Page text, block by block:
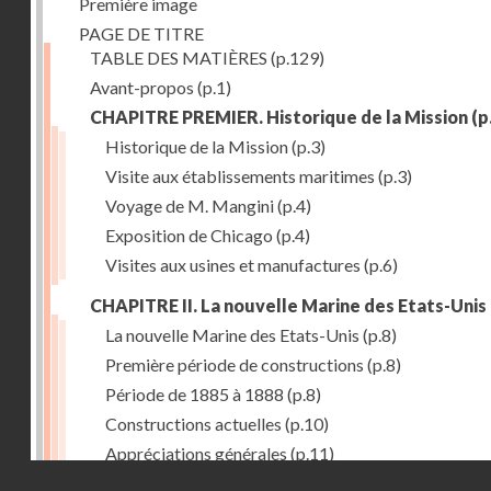
PAGE DE TITRE
TABLE DES MATIÈRES (p.129)
Avant-propos (p.1)
CHAPITRE PREMIER. Historique de la Mission
Historique de la Mission(p.3)
Visite aux établissements maritimes (p.3)
Voyage de M. Mangini(p.4)
Exposition de Chicago (p.4)
Visites aux usines et manufactures (p.6)
CHAPITRE II. La nouvelle Marine des Etats-Unis
La nouvelle Marine des Etats-Unis (p.8)
Première période de constructions (p.8)
Période de 1885 à 1888 (p.8)
Constructions actuelles (p.10)
Appréciations générales (p.11)